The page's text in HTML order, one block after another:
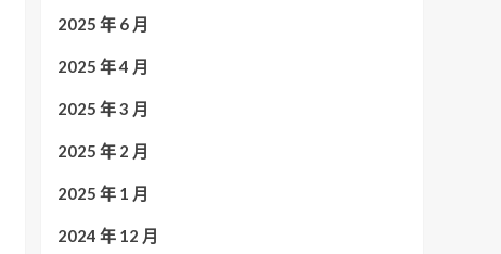
2025 年 6 月
2025 年 4 月
2025 年 3 月
2025 年 2 月
2025 年 1 月
2024 年 12 月